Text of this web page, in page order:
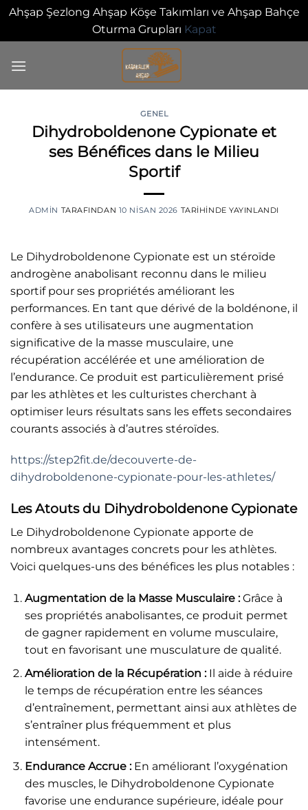
Ahşap Şezlong Ahşap Köşe Takımları ve Ahşap Bahçe
Oturma Grupları Kapat
atla
GENEL
Dihydroboldenone Cypionate et
ses Bénéfices dans le Milieu
Sportif
ADMIN TARAFINDAN 10 NISAN 2026 TARIHINDE YAYINLANDI
Le Dihydroboldenone Cypionate est un stéroïde
androgène anabolisant reconnu dans le milieu
sportif pour ses propriétés améliorant les
performances. En tant que dérivé de la boldénone, il
confère à ses utilisateurs une augmentation
significative de la masse musculaire, une
récupération accélérée et une amélioration de
l’endurance. Ce produit est particulièrement prisé
par les athlètes et les culturistes cherchant à
optimiser leurs résultats sans les effets secondaires
courants associés à d’autres stéroïdes.
https://step2fit.de/decouverte-de-
dihydroboldenone-cypionate-pour-les-athletes/
Les Atouts du Dihydroboldenone Cypionate
Le Dihydroboldenone Cypionate apporte de
nombreux avantages concrets pour les athlètes.
Voici quelques-uns des bénéfices les plus notables :
Augmentation de la Masse Musculaire :Grâce à
ses propriétés anabolisantes, ce produit permet
de gagner rapidement en volume musculaire,
tout en favorisant une musculature de qualité.
Amélioration de la Récupération :Il aide à réduire
le temps de récupération entre les séances
d’entraînement, permettant ainsi aux athlètes de
s’entraîner plus fréquemment et plus
intensément.
Endurance Accrue :En améliorant l’oxygénation
des muscles, le Dihydroboldenone Cypionate
favorise une endurance supérieure, idéale pour